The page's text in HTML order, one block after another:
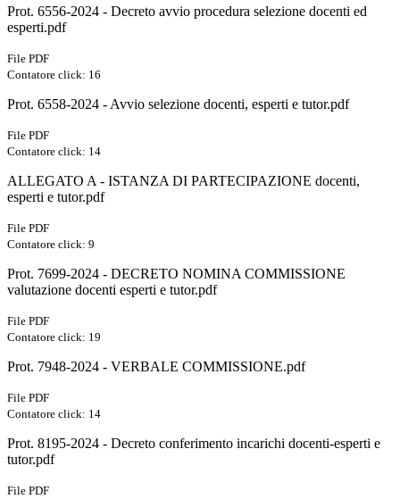
Prot. 6556-2024 - Decreto avvio procedura selezione docenti ed
esperti.pdf
File PDF
Contatore click: 16
Prot. 6558-2024 - Avvio selezione docenti, esperti e tutor.pdf
File PDF
Contatore click: 14
ALLEGATO A - ISTANZA DI PARTECIPAZIONE docenti,
esperti e tutor.pdf
File PDF
Contatore click: 9
Prot. 7699-2024 - DECRETO NOMINA COMMISSIONE
valutazione docenti esperti e tutor.pdf
File PDF
Contatore click: 19
Prot. 7948-2024 - VERBALE COMMISSIONE.pdf
File PDF
Contatore click: 14
Prot. 8195-2024 - Decreto conferimento incarichi docenti-esperti e
tutor.pdf
File PDF